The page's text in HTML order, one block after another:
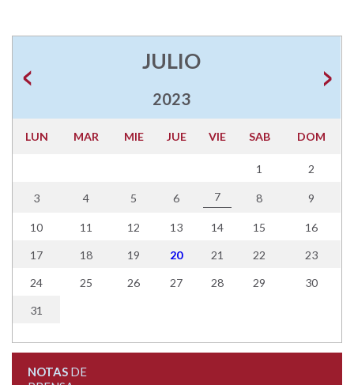
JULIO
2023
LUN MAR MIE JUE VIE SAB DOM
1 2
3 4 5 6 7 8 9
10 11 12 13 14 15 16
17 18 19 20 21 22 23
24 25 26 27 28 29 30
31
NOTASDE